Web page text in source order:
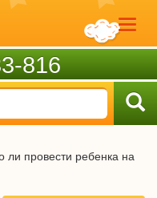
816
ли провести ребенка на